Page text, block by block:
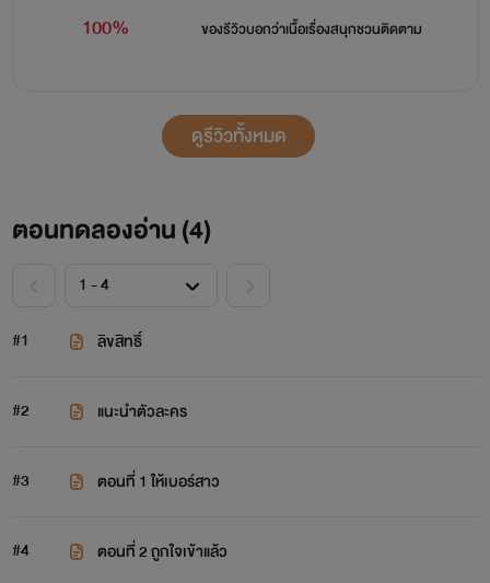
100% ของรีวิวบอกว่าเนื้อเรื่องสนุกชวนติดตาม
ดูรีวิวทั้งหมด
ตอนทดลองอ่าน (4)
#1 ลิขสิทธิ์
#2 แนะนำตัวละคร
#3 ตอนที่ 1 ให้เบอร์สาว
#4 ตอนที่ 2 ถูกใจเข้าแล้ว